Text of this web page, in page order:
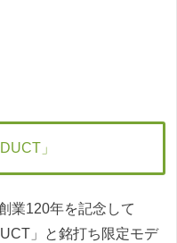
」
業120年を記念して
」と銘打ち限定モデ